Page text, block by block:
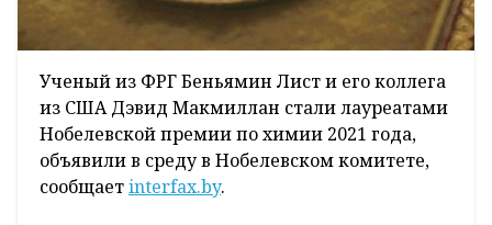
Ученый из ФРГ Беньямин Лист и его коллега
из США Дэвид Макмиллан стали лауреатами
Нобелевской премии по химии 2021 года,
объявили в среду в Нобелевском комитете,
сообщаетinterfax.by.